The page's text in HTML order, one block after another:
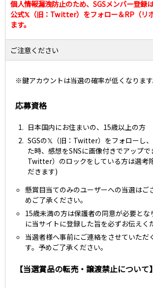
個人情報漏洩防止のため、SGSメンバー登録
公式𝕏（旧：Twitter）をフォロー＆RP（リ
ます。
ご注意ください
※鍵アカウントは当選の確率が低くなります
応募資格
日本国内にお住まいの、15歳以上の方
SGSの𝕏（旧：Twitter）をフォローし
た時、感想をSNSに画像付きでアップで
Twitter）のロックをしている方は選考
だきます)
懸賞目当てのみのユーザーへの当選はご
めご了承ください。
15歳未満の方は保護者の同意が必要とな
に当サイトに登録した旨を必ずお伝えく
当選者様へ事前にご連絡をさせていただ
す。予めご了承ください。
【当選賞品の転売・譲渡禁止について】